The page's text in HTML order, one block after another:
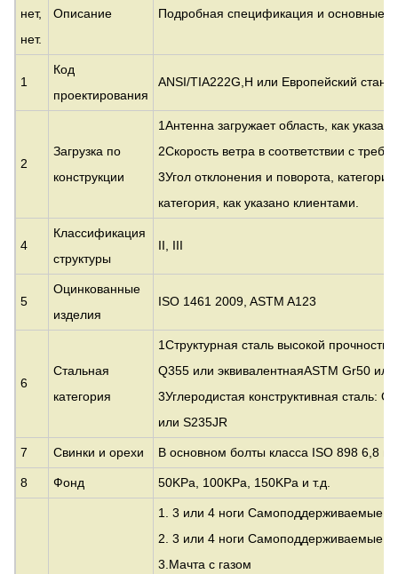
нет,
нет.
Описание Подробная спецификация и основные
1
Код
проектирования
ANSI/TIA222G,H или Европейский
2
Загрузка по
конструкции
1Антенна загружает область, как
2Скорость ветра в соответствии с
3Угол отклонения и поворота,
категория, как указано клиентами.
4
Классификация
структуры
II, III
5
Оцинкованные
изделия
ISO 1461 2009, ASTM A123
6
Стальная
категория
1Структурная сталь высокой прочности
Q355 или эквивалентнаяASTM Gr50
3Углеродистая конструктивная сталь:
или S235JR
7 Свинки и орехи В основном болты класса ISO 898 6,8 и
8 Фонд 50KPa, 100KPa, 150KPa и т.д.
1. 3 или 4 ноги Самоподдерживаемые
2. 3 или 4 ноги Самоподдерживаемые
3.Мачта с газом